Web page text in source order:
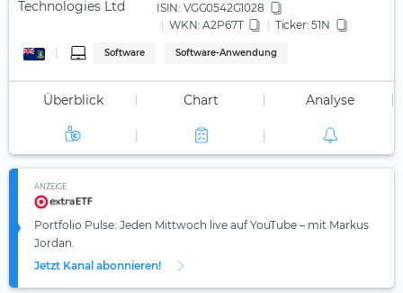
ISIN: VGG0542G1028
WKN: A2P67T Ticker: 51N
Software Software-Anwendung
Überblick Chart Analyse
ANZEIGE
Portfolio Pulse: Jeden Mittwoch live auf YouTube – mit Markus
Jordan.
Jetzt Kanal abonnieren!